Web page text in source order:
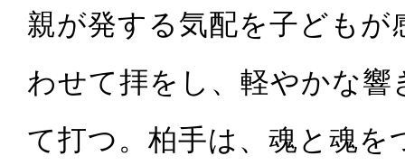
親が発する気配を子どもが
わせて拝をし、軽やかな
て打つ。柏手は、魂と魂を